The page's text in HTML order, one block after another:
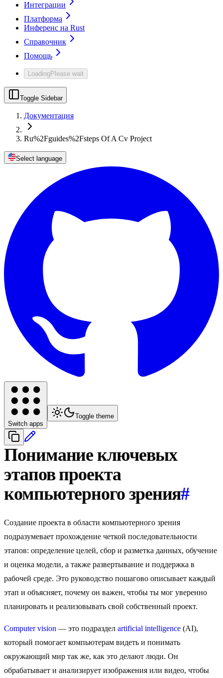
Интеграции
Платформа
Инференс на Rust
Справочник
Помощь
LoadingPlease wait
Toggle Sidebar
Документация
Ru%2Fguides%2Fsteps Of A Cv Project
Select language
Switch apps
Toggle theme
Понимание ключевых
этапов проекта
компьютерного зрения#
Создание проекта в области компьютерного зрения
подразумевает прохождение четкой последовательности
этапов: определение целей, сбор и разметка данных, обучение
и оценка модели, а также развертывание и поддержка в
рабочей среде. Это руководство пошагово описывает каждый
этап и объясняет, почему он важен, чтобы ты мог уверенно
планировать и реализовывать свой собственный проект.
Computer vision — это подраздел artificial intelligence (AI),
который помогает компьютерам видеть и понимать
окружающий мир так же, как это делают люди. Он
обрабатывает и анализирует изображения или видео, чтобы